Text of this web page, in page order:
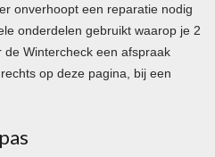
onverhoopt een reparatie nodig
onderdelen gebruikt waarop je 2
Wintercheck een afspraak
op deze pagina, bij een